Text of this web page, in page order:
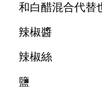
和白醋混合代替
辣椒醬
辣椒絲
鹽 ：